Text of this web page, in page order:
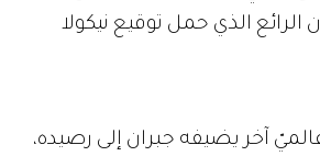
الذي حمل توقيع نيكولا
آخر يضيفه جبران إلى رصيده،